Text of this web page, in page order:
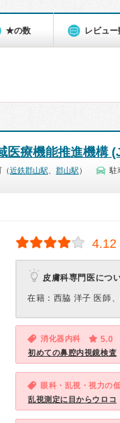
★の数 レビュー
医療機能推進機構
近鉄郡山駅 郡山駅 ） 駐
4.12
皮膚科専門医につ
在籍：西脇 洋子 医師
消化器内科 5.0
初めての鼻腔内視鏡検査
眼科・乱視・視力の
乱視測定に目からウロコ